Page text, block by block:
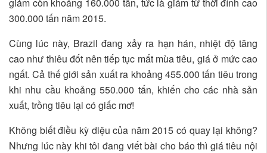
300.000 tấn năm 2015.
Cùng lúc này, Brazil đang xảy ra hạn hán, nhiệt độ tăng
cao như thiêu đốt nên tiếp tục mất mùa tiêu, giá ở mức cao
ngất. Cả thế giới sản xuất ra khoảng 455.000 tấn tiêu trong
khi nhu cầu khoảng 550.000 tấn, khiến cho các nhà sản
xuất, trồng tiêu lại có giấc mơ!
Không biết điều kỳ diệu của năm 2015 có quay lại không?
Nhưng lúc này khi tôi đang viết bài cho báo thì giá tiêu nội